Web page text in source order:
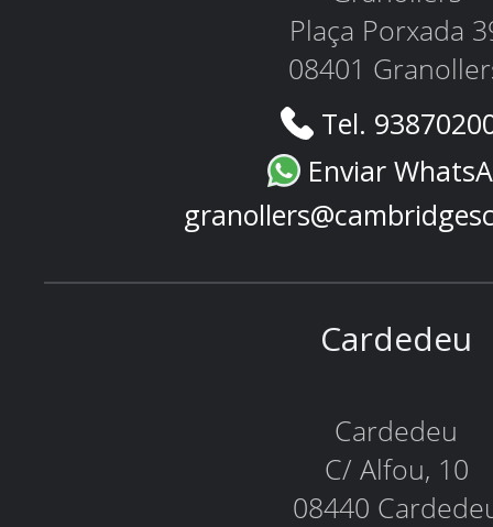
Plaça Porxada
08401
Tel.
Enviar
Cardedeu
Cardedeu
C/ Alfou, 10
08440